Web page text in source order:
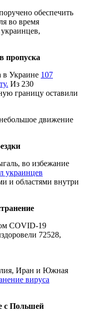
обеспечить
во время
пропуска
в Украине 107
Из 230
границу оставили
движение
во избежание
украинцев
и областями внутри
COVID-19
72528,
Иран и Южная
вируса
с Польшей